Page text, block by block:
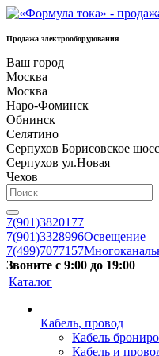
Продажа электрооборудования
Ваш город
Москва
Москва
Наро-Фоминск
Обнинск
Селятино
Серпухов Борисовское
Серпухов ул.Новая
Чехов
7(901)3820177
7(901)3328996Освещение
7(499)7077157
Звоните с 9:00 до 19:00
Каталог
Кабель, провод
Кабель
Кабель и